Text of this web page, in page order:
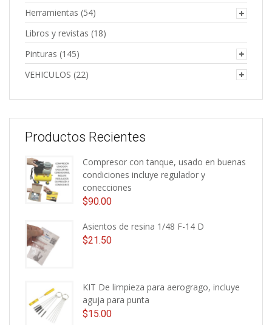
Herramientas (54)
Libros y revistas (18)
Pinturas (145)
VEHICULOS (22)
Productos Recientes
Compresor con tanque, usado en buenas
condiciones incluye regulador y
conecciones
$90.00
Asientos de resina 1/48 F-14 D
$21.50
KIT De limpieza para aerogrago, incluye
aguja para punta
$15.00